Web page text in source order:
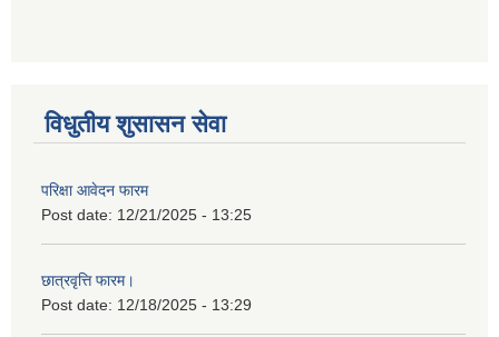
विधुतीय शुसासन सेवा
परिक्षा आवेदन फारम
Post date: 12/21/2025 - 13:25
छात्रवृत्ति फारम।
Post date: 12/18/2025 - 13:29